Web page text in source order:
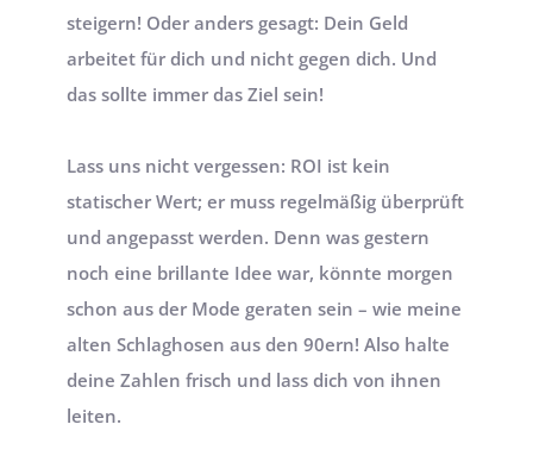
steigern! Oder anders gesagt: Dein Geld
arbeitet für dich und nicht gegen dich. Und
das sollte immer das Ziel sein!
Lass uns nicht vergessen: ROI ist kein
statischer Wert; er muss regelmäßig überprüft
und angepasst werden. Denn was gestern
noch eine brillante Idee war, könnte morgen
schon aus der Mode geraten sein – wie meine
alten Schlaghosen aus den 90ern! Also halte
deine Zahlen frisch und lass dich von ihnen
leiten.